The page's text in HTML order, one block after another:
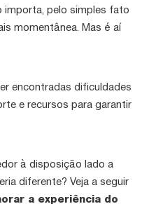
importa, pelo simples fato
momentânea. Mas é aí
encontradas dificuldades
e recursos para garantir
à disposição lado a
diferente? Veja a seguir
a experiência do